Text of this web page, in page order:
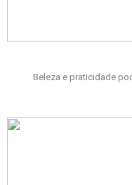
Beleza e praticidade